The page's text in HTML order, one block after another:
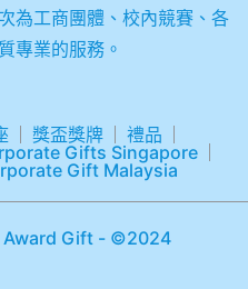
為工商團體、校內競賽、各
專業的服務。
獎盃獎牌
禮品
Gifts Singapore
Gift Malaysia
Award Gift - ©2024